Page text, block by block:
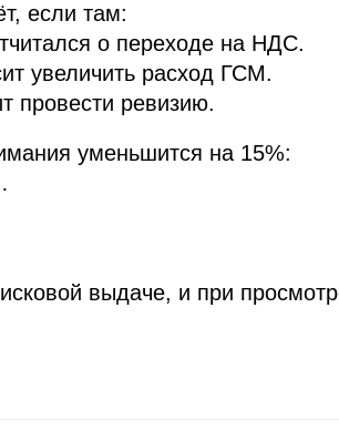
если там:
о переходе на НДС.
увеличить расход ГСМ.
провести ревизию.
уменьшится на 15%:
выдаче, и при